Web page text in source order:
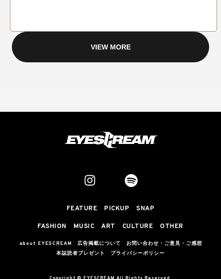
VIEW MORE
FEATURE PICKUP SNAP
FASHION MUSIC ART CULTURE OTHER
about EYESCREAM 広告掲載について
お問い合わせ・ご意見・ご感想
本誌読者プレゼント
プライバシーポリシー